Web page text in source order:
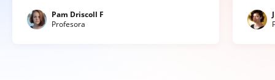
Pam Driscoll F
Profesora